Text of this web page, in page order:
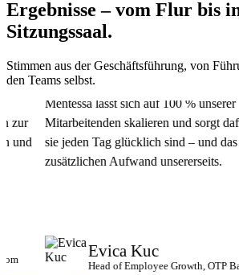
Ergebnisse – vom Flur bis
Sitzungssaal.
Stimmen aus der Geschäftsführung, von
den Teams selbst.
Mentessa lässt sich auf 100 % unserer
Mitarbeitenden skalieren und sorgt dafür,
sie jeden Tag glücklich sind – und das
zusätzlichen Aufwand unsererseits.
Evica Kuc
Head of Employee Growth, OTP Bank